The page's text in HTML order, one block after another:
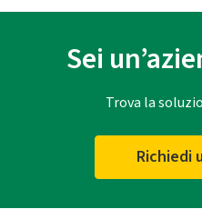
Sei
Trova la
Richiedi